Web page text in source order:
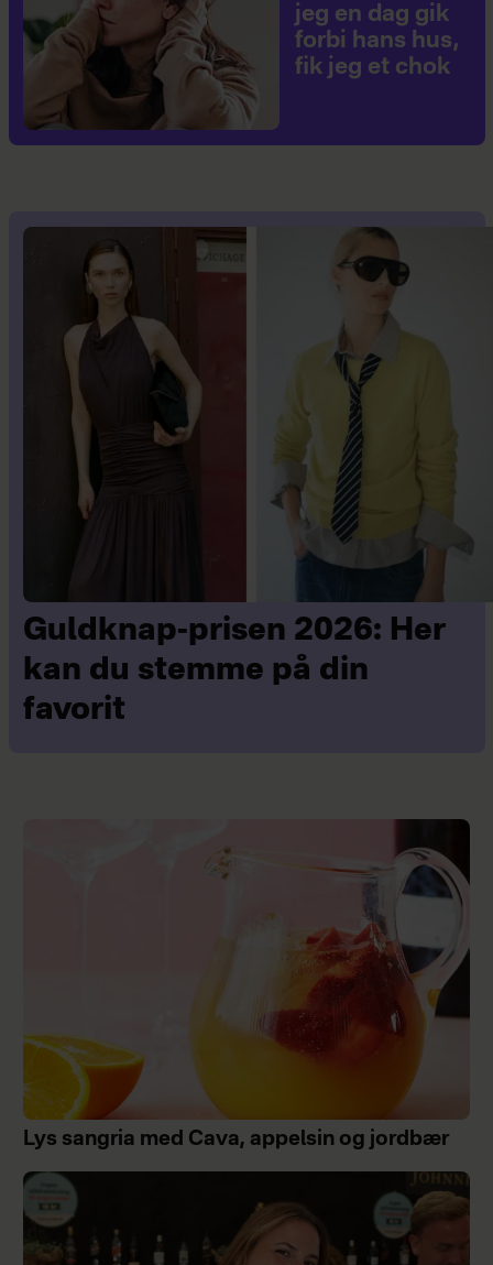
jeg en dag gik
forbi hans hus,
fik jeg et chok
Guldknap-prisen 2026: Her
kan du stemme på din
favorit
Lys sangria med Cava, appelsin og jordbær